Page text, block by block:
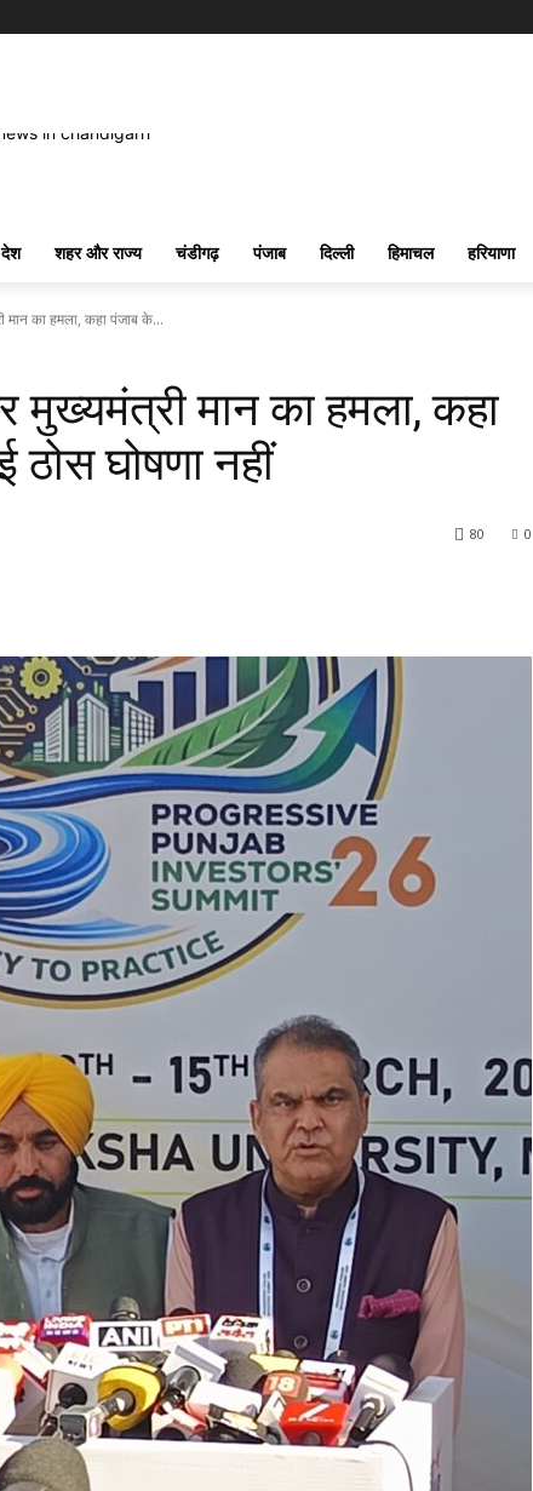
देश शहर और राज्य चंडीगढ़ पंजाब दिल्ली हिमाचल हरियाणा
मान का हमला, कहा पंजाब के...
मुख्यमंत्री मान का हमला, कहा
ठोस घोषणा नहीं
0
80